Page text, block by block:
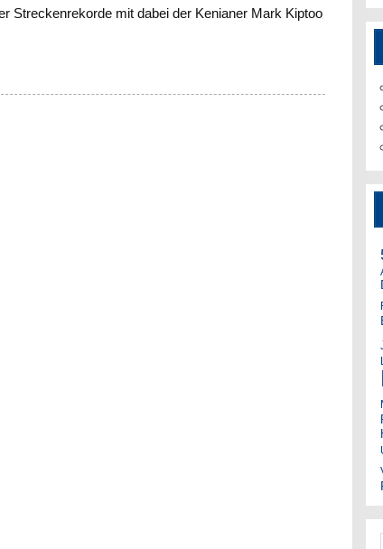
Streckenrekorde mit dabei der Kenianer Mark Kiptoo